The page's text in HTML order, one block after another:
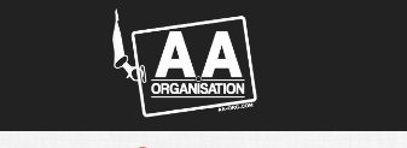
Panneau de gestion des cookies